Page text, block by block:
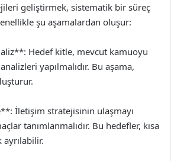
geliştirmek, sistematik bir süreç
şu aşamalardan oluşur:
Hedef kitle, mevcut kamuoyu
yapılmalıdır. Bu aşama,
İletişim stratejisinin ulaşmayı
tanımlanmalıdır. Bu hedefler, kısa